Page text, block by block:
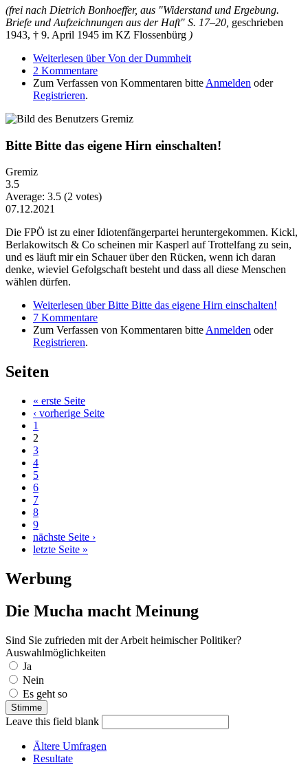
(frei nach Dietrich Bonhoeffer, aus "Widerstand und Ergebung.
Briefe und Aufzeichnungen aus der Haft" S. 17–20, geschrieben
1943, † 9. April 1945 im KZ Flossenbürg )
Weiterlesen über Von der Dummheit
2 Kommentare
Zum Verfassen von Kommentaren bitte Anmelden oder
Registrieren.
Bitte Bitte das eigene Hirn einschalten!
Gremiz
3.5
Average: 3.5 (2 votes)
07.12.2021
Die FPÖ ist zu einer Idiotenfängerpartei heruntergekommen. Kickl,
Berlakowitsch & Co scheinen mir Kasperl auf Trottelfang zu sein,
und es läuft mir ein Schauer über den Rücken, wenn ich daran
denke, wieviel Gefolgschaft besteht und dass all diese Menschen
wählen dürfen.
Weiterlesen über Bitte Bitte das eigene Hirn einschalten!
7 Kommentare
Zum Verfassen von Kommentaren bitte Anmelden oder
Registrieren.
Seiten
« erste Seite
‹ vorherige Seite
1
2
3
4
5
6
7
8
9
nächste Seite ›
letzte Seite »
Werbung
Die Mucha macht Meinung
Sind Sie zufrieden mit der Arbeit heimischer Politiker?
Auswahlmöglichkeiten
Ja
Nein
Es geht so
Leave this field blank
Ältere Umfragen
Resultate